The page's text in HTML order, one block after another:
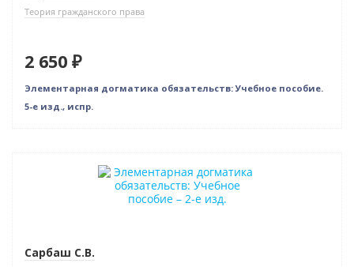
Теория гражданского права
2 650 ₽
Элементарная догматика обязательств: Учебное пособие.
5-е изд., испр.
Сарбаш С.В.